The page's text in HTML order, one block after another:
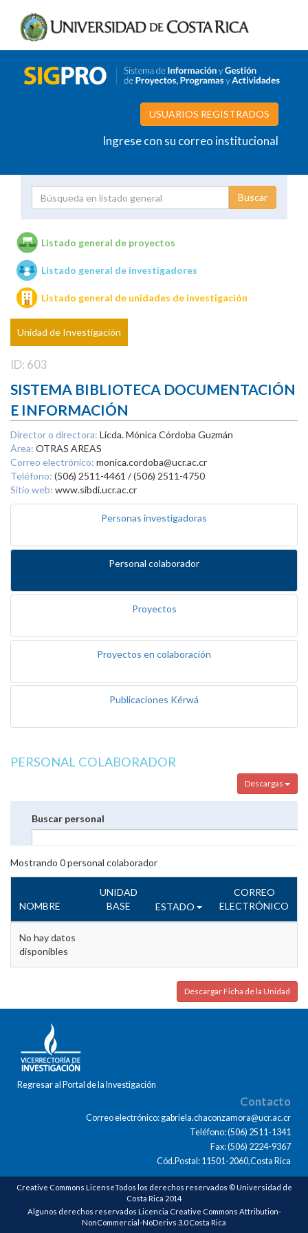
USUARIOS REGISTRADOS
Ingrese con su correo institucional
Unidades de investigación
Listado general de proyectos
Listado general de investigadores
Listado general de unidades de investigación
Unidad de Investigación
ID: 603
SISTEMA BIBLIOTECA DOCUMENTACIÓN
E INFORMACIÓN
Director o directora: Licda. Mónica Córdoba Guzmán
Área: OTRAS AREAS
Correo electrónico: monica.cordoba@ucr.ac.cr
Teléfono: (506) 2511-4461 / (506) 2511-4750
Sitio web: www.sibdi.ucr.ac.cr
Personas investigadoras
Personal colaborador
Proyectos
Proyectos en colaboración
Publicaciones Kérwá
PERSONAL COLABORADOR
Descargas
Buscar personal
Mostrando 0personal colaborador
NOMBRE
UNIDAD
BASE
ESTADO
CORREO
ELECTRÓNICO
No hay datos
disponibles
Descargar Ficha de la Unidad
Regresar al Portal de la Investigación
Contacto
Correo electrónico: gabriela.chaconzamora@ucr.ac.cr
Teléfono: (506) 2511-1341
Fax: (506) 2224-9367
Cód.Postal: 11501-2060,Costa Rica
Creative Commons LicenseTodos los derechos reservados © Universidad de
Costa Rica 2014
Algunos derechos reservados Licencia Creative Commons Attribution-
NonCommercial-NoDerivs 3.0 Costa Rica